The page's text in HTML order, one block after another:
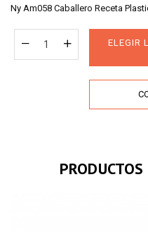
Ny Am058 Caballero Receta
ELEGIR